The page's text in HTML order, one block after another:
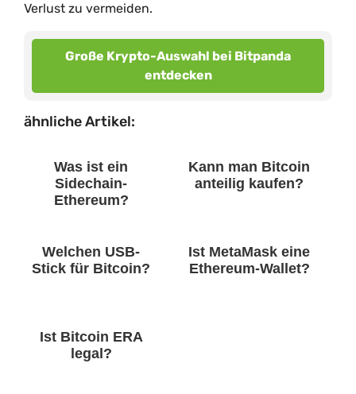
Verlust zu vermeiden.
Große Krypto-Auswahl bei Bitpanda
entdecken
ähnliche Artikel:
Was ist ein
Sidechain-
Ethereum?
Kann man Bitcoin
anteilig kaufen?
Welchen USB-
Stick für Bitcoin?
Ist MetaMask eine
Ethereum-Wallet?
Ist Bitcoin ERA
legal?